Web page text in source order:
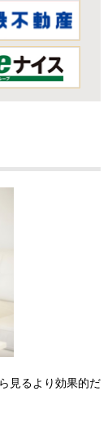
見るより効果的だ